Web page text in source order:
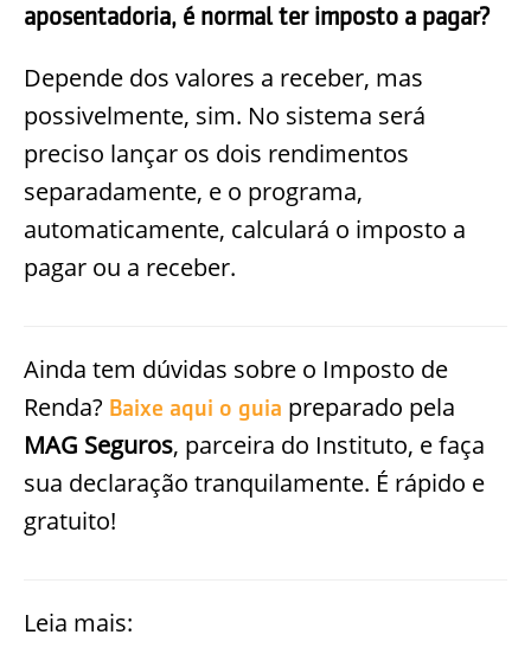
aposentadoria, é normal ter imposto a pagar?
Depende dos valores a receber, mas
possivelmente, sim. No sistema será
preciso lançar os dois rendimentos
separadamente, e o programa,
automaticamente, calculará o imposto a
pagar ou a receber.
Ainda tem dúvidas sobre o Imposto de
Renda? Baixe aqui o guia preparado pela
MAG Seguros, parceira do Instituto, e faça
sua declaração tranquilamente. É rápido e
gratuito!
Leia mais: